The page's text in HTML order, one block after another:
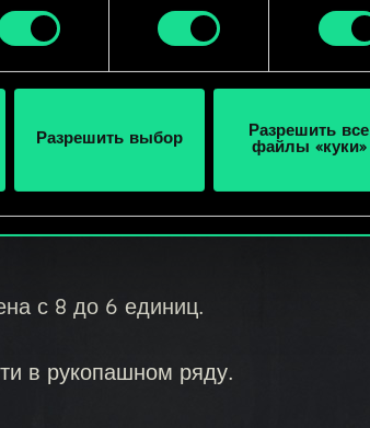
Разрешить выбор
Разрешить все
файлы «куки»
с 11 до 13 единиц.
кроме Драконов в
с 8 до 6 единиц.
в рукопашном ряду.